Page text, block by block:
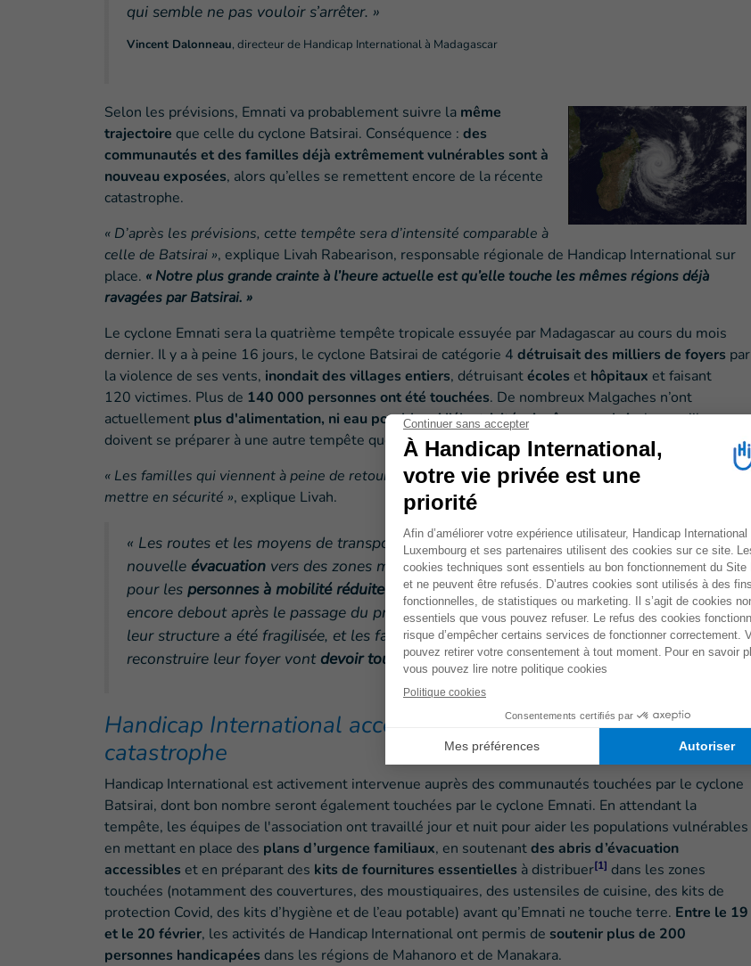
qui semble ne pas vouloir s’arrêter. »
Vincent Dalonneau, directeur de Handicap International à Madagascar
Selon les prévisions, Emnati va probablement suivre la même
trajectoire que celle du cyclone Batsirai. Conséquence : des
communautés et des familles déjà extrêmement vulnérables sont à
nouveau exposées, alors qu’elles se remettent encore de la récente
catastrophe.
« D’après les prévisions, cette tempête sera d’intensité comparable à
celle de Batsirai », explique Livah Rabearison, responsable régionale de Handicap International sur
place. « Notre plus grande crainte à l’heure actuelle est qu’elle touche les mêmes régions déjà
ravagées par Batsirai. »
Le cyclone Emnati sera la quatrième tempête tropicale essuyée par Madagascar au cours du mois
dernier. Il y a à peine 16 jours, le cyclone Batsirai de catégorie 4 détruisait des milliers de foyers par
la violence de ses vents, inondait des villages entiers, détruisantécoles et hôpitaux et faisant
120 victimes. Plus de 140 000 personnes ont été touchées. De nombreux Malgaches n’ont
actuellement plus d'alimentation, ni eau potable, ni l’électricité, ni même un abri, alors qu’ils
doivent se préparer à une autre tempête que l’on annonce de même intensité.
« Les familles qui viennent à peine de retourner chez elles doivent une fois encore fuir pour se
mettre en sécurité », explique Livah.
« Les routes et les moyens de transport sont encore endommagés, ce qui rend cette
nouvelle évacuation vers des zones moins exposéesencore plus difficile, notamment
pour les personnes à mobilité réduite et les personnes âgées . Les bâtiments qui sont
encore debout après le passage du premier cyclone ont plus de risque de s’effondrer car
leur structure a été fragilisée, et les familles qui viennent à peine de commencer à
reconstruire leur foyer vont devoir tout recommencer... »
Handicap International accompagne dans l’avant et l’après-
catastrophe
Handicap International est activement intervenue auprès des communautés touchées par le cyclone
Batsirai, dont bon nombre seront également touchées par le cyclone Emnati. En attendant la
tempête, les équipes de l'association ont travaillé jour et nuit pour aider les populations vulnérables
en mettant en place des plans d’urgence familiaux, en soutenantdes abris d’évacuation
accessibles et en préparant des kits de fournitures essentielles à distribuer[1] dans les zones
touchées (notamment des couvertures, des moustiquaires, des ustensiles de cuisine, des kits de
protection Covid, des kits d’hygiène et de l’eau potable) avant qu’Emnati ne touche terre. Entre le 19
et le 20 février, les activités de Handicap International ont permis de soutenir plus de 200
personnes handicapées dans les régions de Mahanoro et de Manakara.